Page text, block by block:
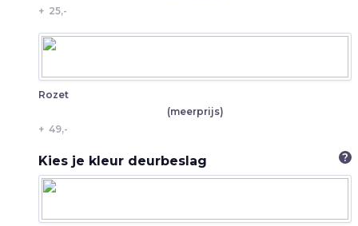
+ 25,-
Rozet
(meerprijs)
+ 49,-
Kies je kleur deurbeslag ?